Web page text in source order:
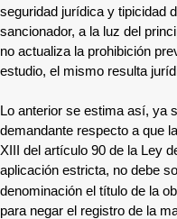
seguridad jurídica y tipicidad
sancionador, a la luz del
no actualiza la prohibición
estudio, el mismo resulta
Lo anterior se estima así, ya
demandante respecto a que
XIII del artículo 90 de la Ley
aplicación estricta, no debe
denominación el título de la
para negar el registro de la